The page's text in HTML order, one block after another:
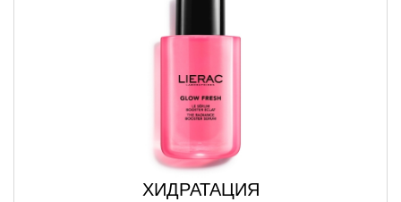
ХИДРАТАЦИЯ